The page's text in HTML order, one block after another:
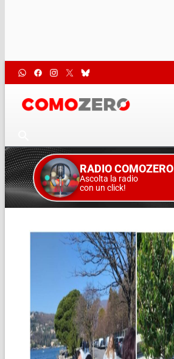
RADIO COMOZERO
Ascolta la radio
con un click!